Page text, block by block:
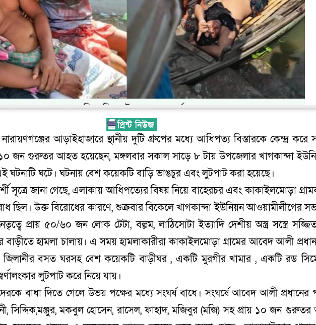
নারায়ণগঞ্জের আড়াইহাজারে স্থানীয় দুটি গ্রুপের মধ্যে আধিপত্য বিস্তারকে কেন্দ্র করে
১০ জন গুরুতর আহত হয়েছেন, মঙ্গলবার সকাল সাড়ে ৮ টায় উপজেলার খাগকান্দা
ঘটনাটি ঘটে। ঘটনায় বেশ কয়েকটি বাড়ি ভাঙচুর এবং লুটপাট করা হয়েছে।
সূত্রে জানা গেছে, এলাকায় আধিপত্যের বিষয় নিয়ে বাহেরচর এবং কাকাইলমোড়া
ছিল। উক্ত বিরোধের কারণে, শুক্রবার বিকেলে খাগকান্দা ইউনিয়ন আওয়ামীলীগের
প্রায় ৫০/৬০ জন লোক টেটা, বল্লম, লাঠিসোটা ইত্যাদি দেশীয় অস্ত্র সস্ত্রে
হামলা চালায়। এ সময় হামলাকারীরা কাকাইলমোড়া গ্রামের আবেদ আলী
জিলানীর বসত ঘরসহ বেশ কয়েকটি বাড়ীঘর , একটি মুরগীর খামার , একটি রড
লুটপাট করে নিয়ে যায়।
বাধা দিতে গেলে উভয় পক্ষের মধ্যে সংঘর্ষ বাধে। সংঘর্ষে আবেদ আলী প্রধানের
সিদ্দিক,মঞ্জুর, মকবুল হোসেন, রাসেল, ফাহাদ, মজিবুর (মজি) সহ প্রায় ১০ জন